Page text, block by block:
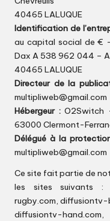
40465 LALUQUE
Identification de
au capital social de €
Dax A 538 962 044 –
40465 LALUQUE
Directeur de la
multipliweb@gmail.com
Hébergeur :O2Switch
63000 Clermont-
Délégué à la
multipliweb@gmail.com
Ce site fait partie de
les sites suivants
rugby.com, diffusiontv-
diffusiontv-hand.com,